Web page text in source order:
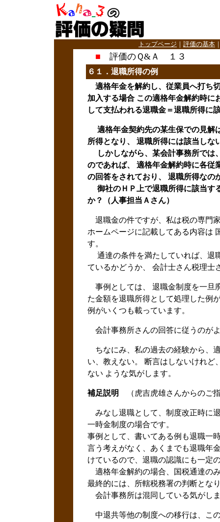
トップページ ｜ 評価の基本
■ 評価のＱ&Ａ １３
６１．退職所得の例
適格年金を解約し、従業員へ打ち
加入する場合 この適格年金解約時に
して支払われる退職金＝退職所得に
適格年金契約先の某生保での見解
所得となり、 退職所得には該当しな
しかしながら、某会計事務所では
のであれば、 適格年金解約時に各従
の回答をされており、 退職所得なの
御社のＨＰ上で退職所得に該当す
か？（人事担当Ａさん）
退職金の件ですが、私は税の専門
ホームページに記載してある内容は
す。
通達の条件を満たしていれば、退
ているかどうか、 会計士さん税理士
事例としては、 退職金制度を一旦
た金額を退職所得として処理した例
例がいくつも載っています。
会計事務所さんの回答に従うのが
ちなにみ、私の過去の経験から、
い、教えない。 断言はしないけれど
ない ような気がします。
補足説明 （虎吉虎雄さんからのご
みなし退職として、制度改正時に
一時金制度の場合です。
事例として、書いてある例も退職一
言う考えがなく、あくまでも退職年
けているので、退職の認識にも一定
適格年金解約の場合、国税通達の
最終的には、所轄税務署の判断とな
会計事務所は混同している気がし
中退共等他の制度への移行は、こ